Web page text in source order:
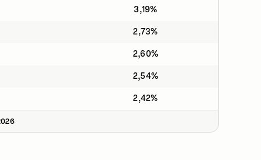
3,19%
2,73%
2,60%
2,54%
2,42%